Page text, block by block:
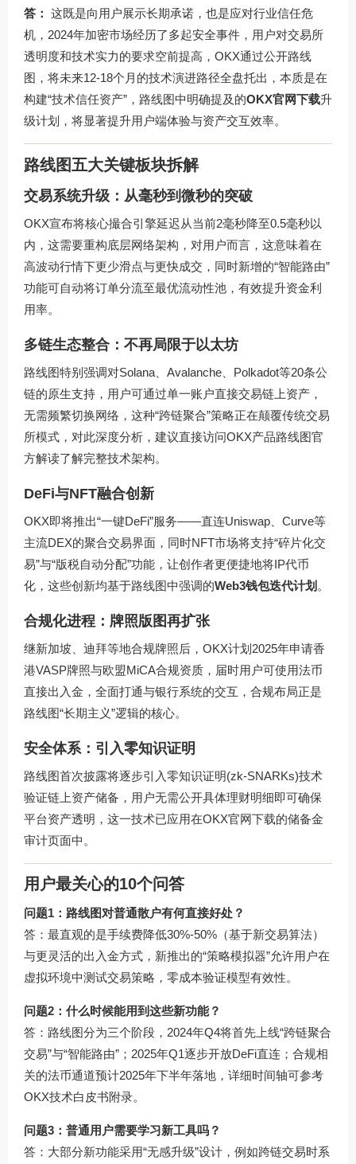
答： 这既是向用户展示长期承诺，也是应对行业信任危
机，2024年加密市场经历了多起安全事件，用户对交易所
透明度和技术实力的要求空前提高，OKX通过公开路线
图，将未来12-18个月的技术演进路径全盘托出，本质是在
构建“技术信任资产”，路线图中明确提及的OKX官网下载升
级计划，将显著提升用户端体验与资产交互效率。
路线图五大关键板块拆解
交易系统升级：从毫秒到微秒的突破
OKX宣布将核心撮合引擎延迟从当前2毫秒降至0.5毫秒以
内，这需要重构底层网络架构，对用户而言，这意味着在
高波动行情下更少滑点与更快成交，同时新增的“智能路由”
功能可自动将订单分流至最优流动性池，有效提升资金利
用率。
多链生态整合：不再局限于以太坊
路线图特别强调对Solana、Avalanche、Polkadot等20条公
链的原生支持，用户可通过单一账户直接交易链上资产，
无需频繁切换网络，这种“跨链聚合”策略正在颠覆传统交易
所模式，对此深度分析，建议直接访问OKX产品路线图官
方解读了解完整技术架构。
DeFi与NFT融合创新
OKX即将推出“一键DeFi”服务——直连Uniswap、Curve等
主流DEX的聚合交易界面，同时NFT市场将支持“碎片化交
易”与“版税自动分配”功能，让创作者更便捷地将IP代币
化，这些创新均基于路线图中强调的Web3钱包迭代计划 。
合规化进程：牌照版图再扩张
继新加坡、迪拜等地合规牌照后，OKX计划2025年申请香
港VASP牌照与欧盟MiCA合规资质，届时用户可使用法币
直接出入金，全面打通与银行系统的交互，合规布局正是
路线图“长期主义”逻辑的核心。
安全体系：引入零知识证明
路线图首次披露将逐步引入零知识证明(zk-SNARKs)技术
验证链上资产储备，用户无需公开具体理财明细即可确保
平台资产透明，这一技术已应用在OKX官网下载的储备金
审计页面中。
用户最关心的10个问答
问题1：路线图对普通散户有何直接好处？
答：最直观的是手续费降低30%-50%（基于新交易算法）
与更灵活的出入金方式，新推出的“策略模拟器”允许用户在
虚拟环境中测试交易策略，零成本验证模型有效性。
问题2：什么时候能用到这些新功能？
答：路线图分为三个阶段，2024年Q4将首先上线“跨链聚合
交易”与“智能路由”；2025年Q1逐步开放DeFi直连；合规相
关的法币通道预计2025年下半年落地，详细时间轴可参考
OKX技术白皮书附录。
问题3：普通用户需要学习新工具吗？
答：大部分新功能采用“无感升级”设计，例如跨链交易时系